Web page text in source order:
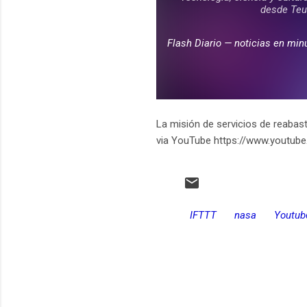
La misión de servicios de
via YouTube https://
IFTTT nasa